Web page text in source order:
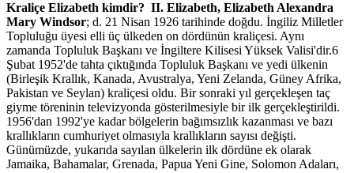
Kraliçe Elizabeth kimdir? II. Elizabeth, Elizabeth Alexandra
Mary Windsor; d. 21 Nisan 1926 tarihinde doğdu. İngiliz Milletler
Topluluğu üyesi elli üç ülkeden on dördünün kraliçesi. Aynı
zamanda Topluluk Başkanı ve İngiltere Kilisesi Yüksek Valisi'dir.6
Şubat 1952'de tahta çıktığında Topluluk Başkanı ve yedi ülkenin
(Birleşik Krallık, Kanada, Avustralya, Yeni Zelanda, Güney Afrika,
Pakistan ve Seylan) kraliçesi oldu. Bir sonraki yıl gerçekleşen taç
giyme töreninin televizyonda gösterilmesiyle bir ilk gerçekleştirildi.
1956'dan 1992'ye kadar bölgelerin bağımsızlık kazanması ve bazı
krallıkların cumhuriyet olmasıyla krallıkların sayısı değişti.
Günümüzde, yukarıda sayılan ülkelerin ilk dördüne ek olarak
Jamaika, Bahamalar, Grenada, Papua Yeni Gine, Solomon Adaları,